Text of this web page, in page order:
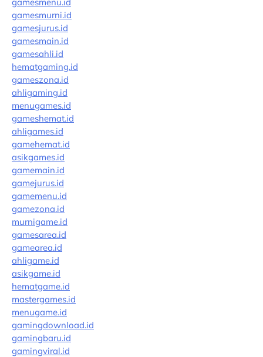
gamesmurni.id
gamesjurus.id
gamesmain.id
gamesahli.id
hematgaming.id
gameszona.id
ahligaming.id
menugames.id
gameshemat.id
ahligames.id
gamehemat.id
asikgames.id
gamemain.id
gamejurus.id
gamemenu.id
gamezona.id
murnigame.id
gamesarea.id
gamearea.id
ahligame.id
asikgame.id
hematgame.id
mastergames.id
menugame.id
gamingdownload.id
gamingbaru.id
gamingviral.id